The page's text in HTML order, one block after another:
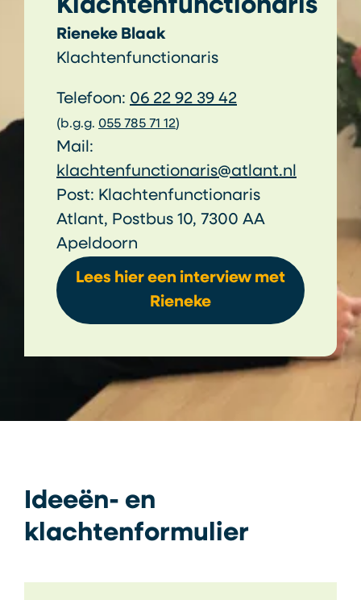
Klachtenfunctionaris
Rieneke Blaak
Klachtenfunctionaris
Telefoon: 06 22 92 39 42
(b.g.g. 055 785 71 12)
Mail:
klachtenfunctionaris@atlant.nl
Post: Klachtenfunctionaris
Atlant, Postbus 10, 7300 AA
Apeldoorn
Lees hier een interview met
Rieneke
Ideeën- en
klachtenformulier